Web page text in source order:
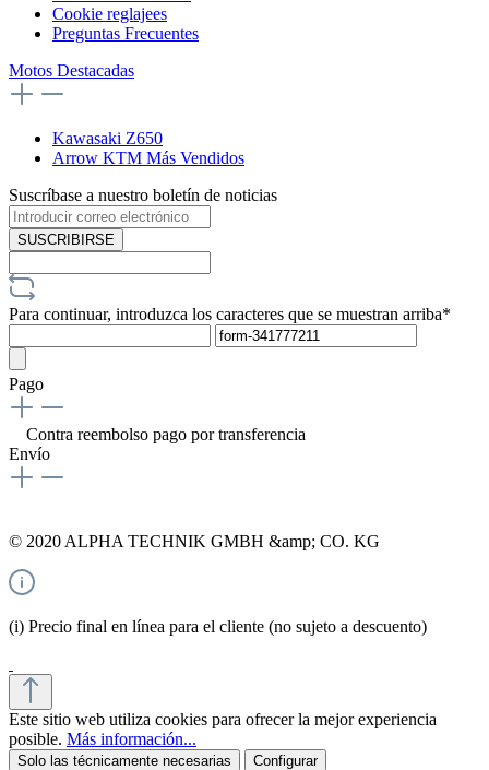
Cookie reglajees
Preguntas Frecuentes
Motos Destacadas
Kawasaki Z650
Arrow KTM Más Vendidos
Suscríbase a nuestro boletín de noticias
SUSCRIBIRSE
Para continuar, introduzca los caracteres que se muestran arriba*
Pago
Contra reembolso pago por transferencia
Envío
© 2020 ALPHA TECHNIK GMBH &amp; CO. KG
(i) Precio final en línea para el cliente (no sujeto a descuento)
Este sitio web utiliza cookies para ofrecer la mejor experiencia
posible. Más información...
Solo las técnicamente necesarias Configurar